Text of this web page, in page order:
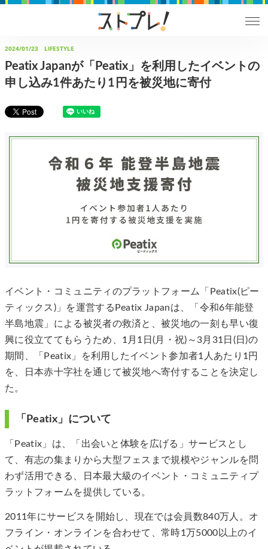
2024/01/23 LIFESTYLE
Peatix Japanが「Peatix」を利用したイベントの
申し込み1件あたり1円を被災地に寄付
イベント・コミュニティのプラットフォーム「Peatix(ピー
ティックス)」を運営するPeatix Japanは、「令和6年能登
半島地震」による被災者の救済と、被災地の一刻も早い復
興に役立ててもらうため、1月1日(月・祝)～3月31日(日)の
期間、「Peatix」を利用したイベント参加者1人あたり1円
を、日本赤十字社を通じて被災地へ寄付することを決定し
た。
「Peatix」について
「Peatix」は、「出会いと体験を広げる」サービスとし
て、有志の集まりから大型フェスまで規模やジャンルを問
わず活用できる、日本最大級のイベント・コミュニティプ
ラットフォームを提供している。
2011年にサービスを開始し、現在では会員数840万人。オ
フライン・オンラインを合わせて、常時1万5000以上のイ